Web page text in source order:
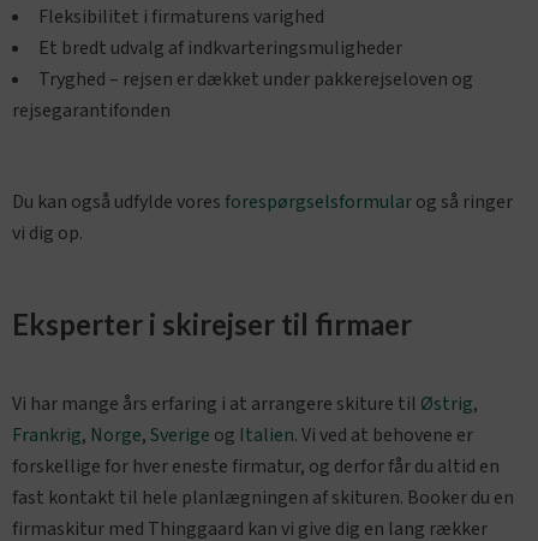
Fleksibilitet i firmaturens varighed
Et bredt udvalg af indkvarteringsmuligheder
Tryghed – rejsen er dækket under pakkerejseloven og
rejsegarantifonden
Du kan også udfylde voresforespørgselsformularog så ringer
vi dig op.
Eksperter i skirejser til firmaer
Vi har mange års erfaring i at arrangere skiture til Østrig,
Frankrig, Norge,Sverige og Italien. Vi ved at behovene er
forskellige for hver eneste firmatur, og derfor får du altid en
fast kontakt til hele planlægningen af skituren. Booker du en
firmaskitur med Thinggaard kan vi give dig en lang rækker